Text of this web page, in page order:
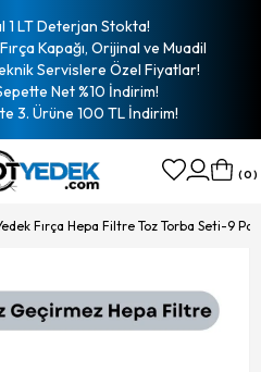
LT Deterjan Stokta!
Kapağı, Orijinal ve Muadil
Servislere Özel Fiyatlar!
Net %10 İndirim!
3. Ürüne 100 TL İndirim!
0
Fırça Hepa Filtre Toz Torba Seti-9